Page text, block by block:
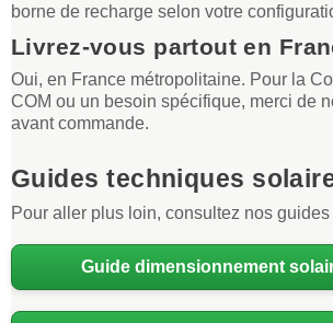
borne de recharge selon votre
Livrez-vous partout en
Oui, en France métropolitaine. Pour la
COM ou un besoin spécifique, merci de
avant commande.
Guides techniques
Pour aller plus loin, consultez nos guides
Guide dimensionnement